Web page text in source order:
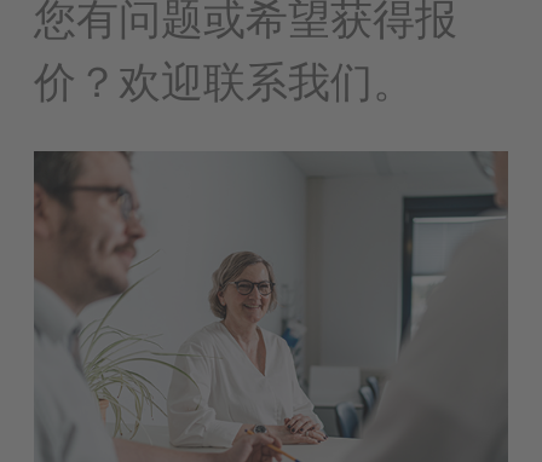
我们使用 Marketing Cloud Account Engagement
(Pardot) 表单嵌入可能收集有关您的活动的数据的内
容。请查看详细信息并单击 Pardot 框以接受服务并
查看内容。
服务说明
这是一个CRM软件系统，为销售、客户服务和营销提
供解决方案。
法律依据
在下文中，列出了处理数据所要求的法律依据。
第 6 条第1 款 1(a) 项，《通用数据保护条例》
您有问题或希望获得报
价？欢迎联系我们。